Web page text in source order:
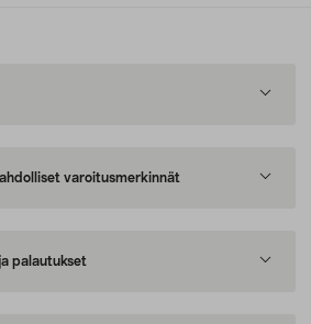
varoitusmerkinnät
palautukset